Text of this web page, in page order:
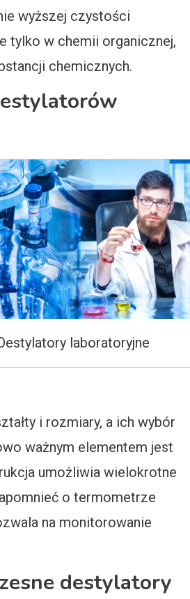
wyższej czystości
tylko w chemii organicznej,
chemicznych.
laboratoryjne
i rozmiary, a ich wybór
ważnym elementem jest
umożliwia wielokrotne
o termometrze
na monitorowanie
destylatory